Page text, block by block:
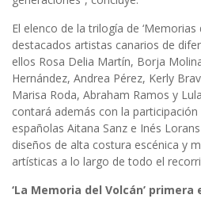
El elenco de la trilogía de ‘Memorias
destacados artistas canarios de
ellos Rosa Delia Martín, Borja
Hernández, Andrea Pérez, Kerly
Marisa Roda, Abraham Ramos y
contará además con la
españolas Aitana Sanz e Inés
diseños de alta costura escénica y
artísticas a lo largo de todo el
‘La Memoria del Volcán’ primera